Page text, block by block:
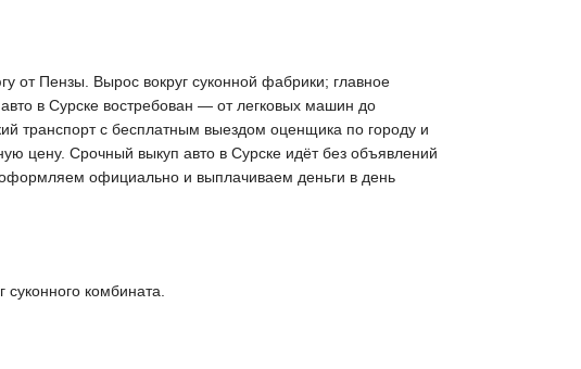
от Пензы. Вырос вокруг суконной фабрики; главное
в Сурске востребован — от легковых машин до
транспорт с бесплатным выездом оценщика по городу и
цену. Срочный выкуп авто в Сурске идёт без объявлений
официально и выплачиваем деньги в день
комбината.